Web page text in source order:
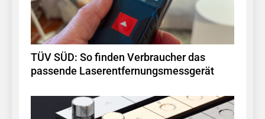
TÜV SÜD: So finden Verbraucher das
passende Laserentfernungsmessgerät